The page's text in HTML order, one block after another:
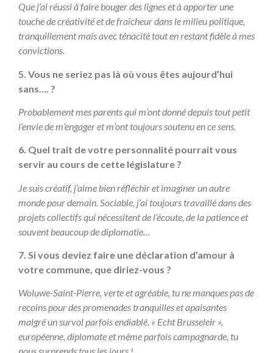
Que j’ai réussi à faire bouger des lignes et à apporter une
touche de créativité et de fraîcheur dans le milieu politique,
tranquillement mais avec ténacité tout en restant fidèle à mes
convictions.
5. Vous ne seriez pas là où vous êtes aujourd’hui
sans…. ?
Probablement mes parents qui m’ont donné depuis tout petit
l’envie de m’engager et m’ont toujours soutenu en ce sens.
6. Quel trait de votre personnalité pourrait vous
servir au cours de cette législature ?
Je suis créatif, j’aime bien réfléchir et imaginer un autre
monde pour demain. Sociable, j’ai toujours travaillé dans des
projets collectifs qui nécessitent de l’écoute, de la patience et
souvent beaucoup de diplomatie…
7. Si vous deviez faire une déclaration d’amour à
votre commune, que diriez-vous ?
Woluwe-Saint-Pierre, verte et agréable, tu ne manques pas de
recoins pour des promenades tranquilles et apaisantes
malgré un survol parfois endiablé. « Echt Brusseleir »,
européenne, diplomate et même parfois campagnarde, tu